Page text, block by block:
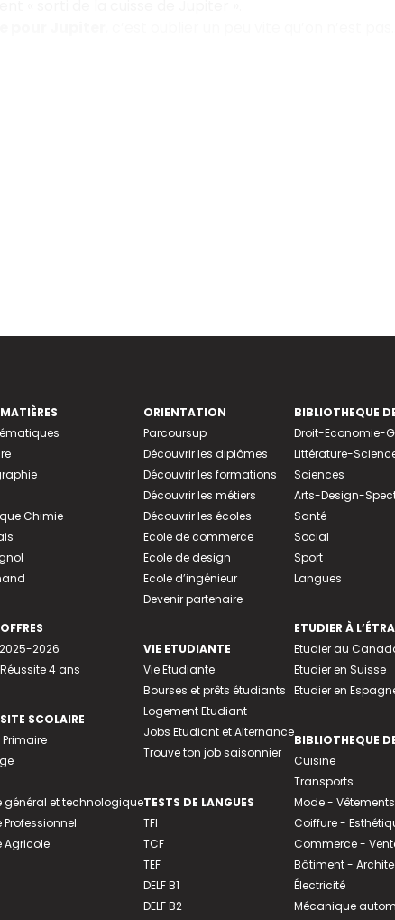
Chimie
2026
4 ans
SCOLAIRE
Primaire
général et technologique
Professionnel
Agricole
ORIENTATION
Parcoursup
Découvrir les diplômes
Découvrir les formations
Découvrir les métiers
Découvrir les écoles
Ecole de commerce
Ecole de design
Ecole d’ingénieur
Devenir partenaire
VIE ETUDIANTE
Vie Etudiante
Bourses et prêts étudiants
Logement Etudiant
Jobs Etudiant et Alternance
Trouve ton job saisonnier
TESTS DE LANGUES
TFI
TCF
TEF
DELF B1
DELF B2
BIBLIOTHEQUE
Droit-Economie-
Littérature-
Sciences
Arts-Design-
Santé
Social
Sport
Langues
ETUDIER À
Etudier au
Etudier en Suisse
Etudier en
BIBLIOTHEQUE
Cuisine
Transports
Mode - Vêtements
Coiffure -
Commerce -
Bâtiment -
Électricité
Mécanique